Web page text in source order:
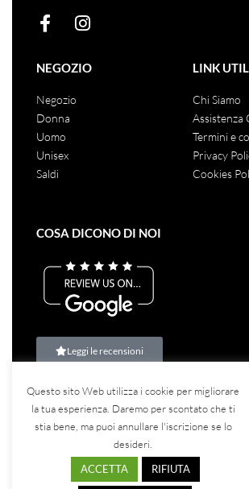
NEGOZIO
Negozio
Donna
Uomo
Unisex
Saldi
LINK
Chi Siamo
Assistenza
Termini e
Privacy
Cookies
COSA DICONO DI NOI
Leggi le recensioni
©2023Teina Srl– Tutti i diritti riservati – P.IVA:
Questo sito Web utilizza i cookie per migliorare
la tua esperienza. Daremo per scontato che ti
stia bene, ma puoi annullare l'iscrizione se lo
desideri.
ACCETTA
RIFIUTA